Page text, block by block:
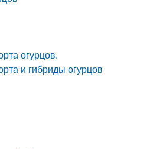
огурцов.
и гибриды огурцов